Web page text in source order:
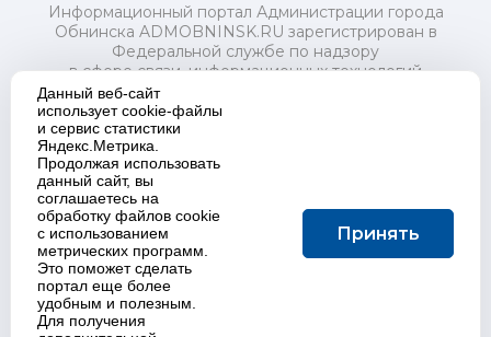
Информационный портал Администрации города
Обнинска ADMOBNINSK.RU зарегистрирован в
Федеральной службе по надзору
в сфере связи, информационных технологий
и массовых коммуникаций (Роскомнадзор) 24 июля
2018 года.
Свидетельство о регистрации Эл № ФС77-73321
Учредитель: Администрация (исполнительно-
распорядительный орган) городского округа "Город
Обнинск". Главный редактор: Байкова Е.А.
Адрес электронной почты Редакции:
redactor@admobninsk.ru
Телефон Редакции: +7 (484) 395-85-85
Настоящий ресурс содержит материалы 18+
Политика в отношении обработки персональных
Данный веб-сайт
использует cookie-файлы
и сервис статистики
Яндекс.Метрика.
Продолжая использовать
данный сайт, вы
соглашаетесь на
обработку файлов cookie
с использованием
метрических программ.
Это поможет сделать
портал еще более
удобным и полезным.
Для получения
Принять